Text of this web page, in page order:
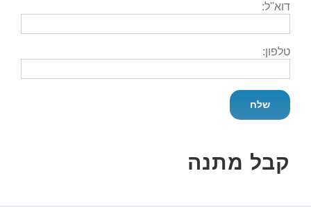
דוא''ל:
טלפון:
קבל מתנה